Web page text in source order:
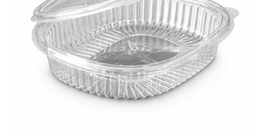
Контакты
Новости